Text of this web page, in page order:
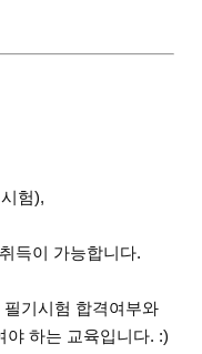
험),
득이 가능합니다.
기시험 합격여부와
야 하는 교육입니다. :)